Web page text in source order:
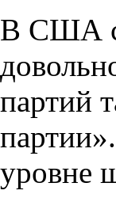
В США
партий
уровне